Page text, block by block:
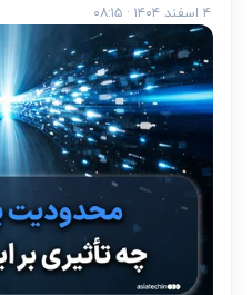
۴ اسفند ۱۴۰۴ · ۰۸:۱۵